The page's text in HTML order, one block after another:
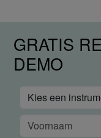
GRATIS
DEMO